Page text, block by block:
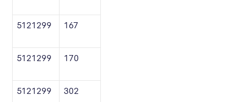
5121299 167
5121299 170
5121299 302